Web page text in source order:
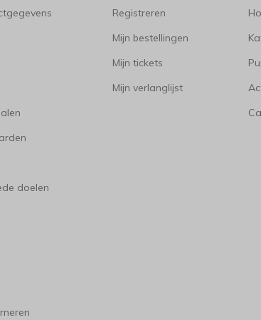
doelen
Registreren
Mijn bestellingen
Mijn tickets
Mijn verlanglijst